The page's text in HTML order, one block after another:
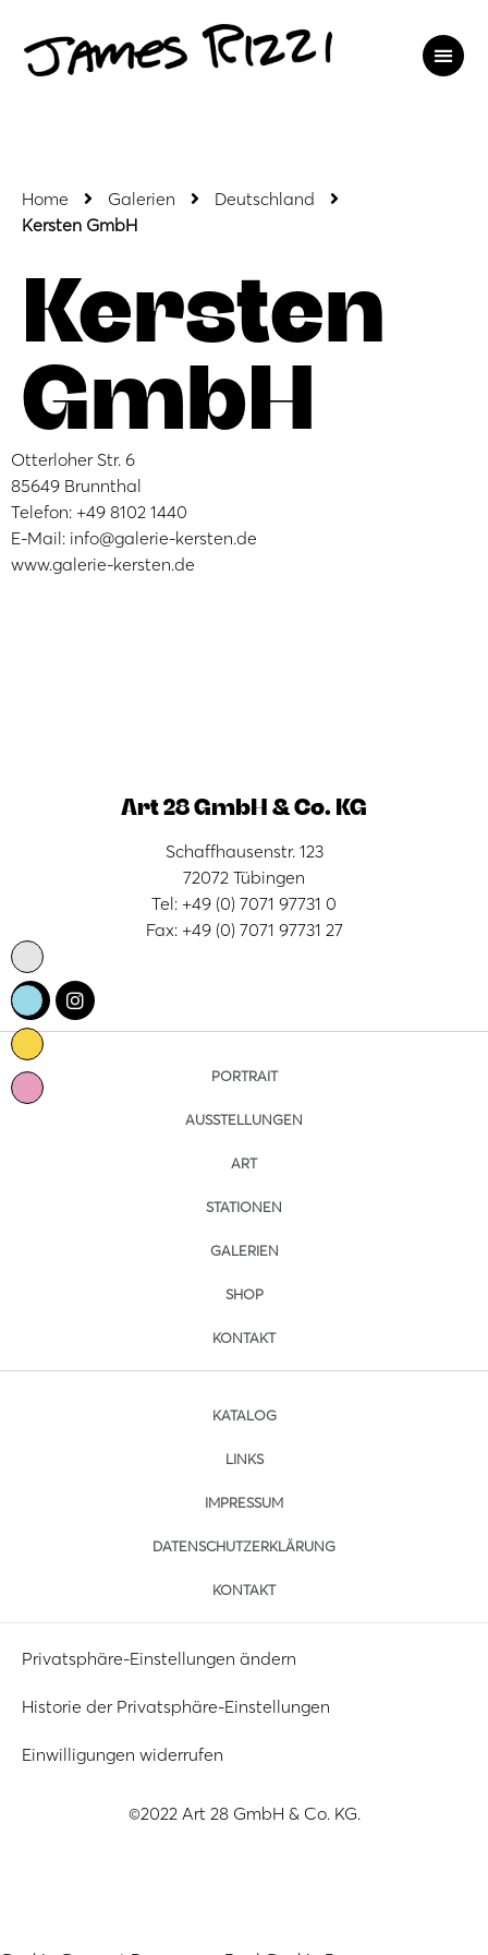
Home Galerien
Deutschland
Kersten GmbH
Kersten
GmbH
Otterloher Str. 6
85649 Brunnthal
Telefon: +49 8102 1440
E-Mail: info@galerie-kersten.de
www.galerie-kersten.de
Art 28 GmbH & Co. KG
Schaffhausenstr. 123
72072 Tübingen
Tel: +49 (0) 7071 97731 0
Fax: +49 (0) 7071 97731 27
PORTRAIT
AUSSTELLUNGEN
ART
STATIONEN
GALERIEN
SHOP
KONTAKT
KATALOG
LINKS
IMPRESSUM
DATENSCHUTZERKLÄRUNG
KONTAKT
Privatsphäre-Einstellungen ändern
Historie der Privatsphäre-Einstellungen
Einwilligungen widerrufen
©2022 Art 28 GmbH & Co. KG.